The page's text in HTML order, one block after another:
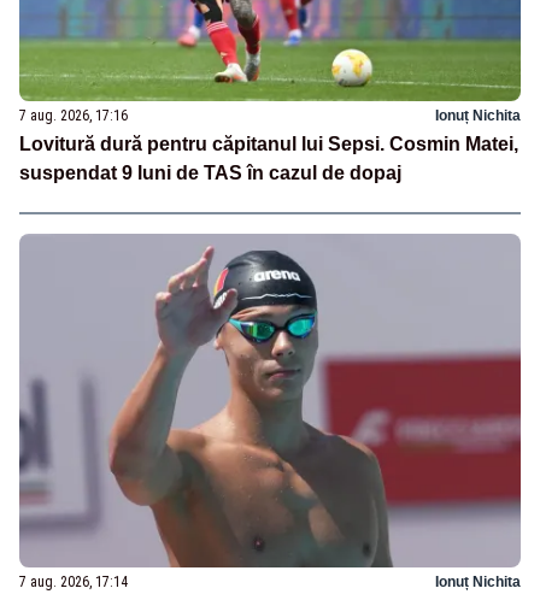
7 aug. 2026, 17:16 Ionuț Nichita
Lovitură dură pentru căpitanul lui Sepsi. Cosmin Matei,
suspendat 9 luni de TAS în cazul de dopaj
7 aug. 2026, 17:14 Ionuț Nichita